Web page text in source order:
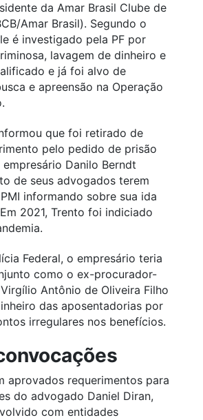
da Amar Brasil Clube de
Amar Brasil). Segundo o
é investigado pela PF por
lavagem de dinheiro e
e já foi alvo de
e apreensão na Operação
que foi retirado de
pelo pedido de prisão
Danilo Berndt
de seus advogados terem
informando sobre sua ida
2021, Trento foi indiciado
Federal, o empresário teria
como o ex-procurador-
Antônio de Oliveira Filho
das aposentadorias por
irregulares nos benefícios.
aprovados requerimentos para
do advogado Daniel Diran,
com entidades